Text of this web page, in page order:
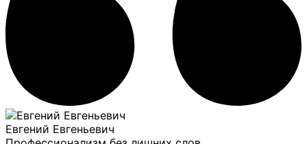
Евгений Евгеньевич